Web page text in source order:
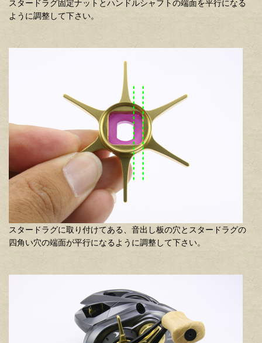
スタードラグ固定ナットとハンドルシャフトの端面を平行になる
ように調整して下さい。
スタードラグに取り付けてある、音出し板の穴とスタードラグの
四角い穴の端面が平行になるように調整して下さい。